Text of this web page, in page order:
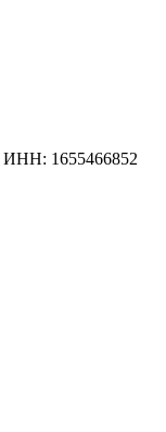
ИНН: 1655466852